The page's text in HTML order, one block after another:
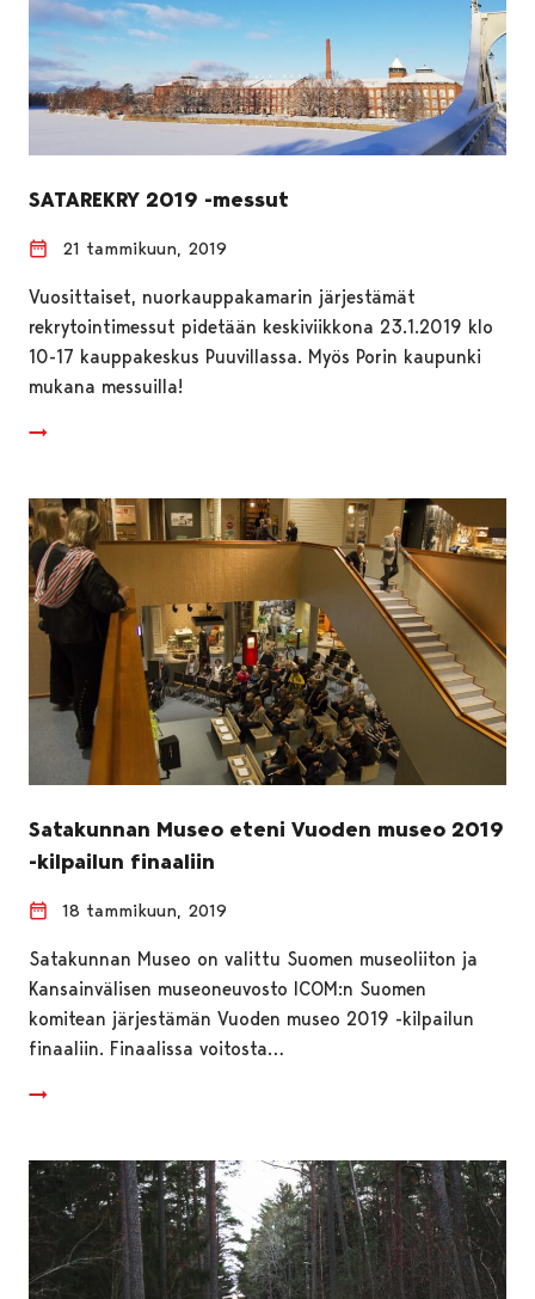
SATAREKRY 2019 -messut
21 tammikuun, 2019
Vuosittaiset, nuorkauppakamarin järjestämät
rekrytointimessut pidetään keskiviikkona 23.1.2019 klo
10-17 kauppakeskus Puuvillassa. Myös Porin kaupunki
mukana messuilla!
Satakunnan Museo eteni Vuoden museo 2019
-kilpailun finaaliin
18 tammikuun, 2019
Satakunnan Museo on valittu Suomen museoliiton ja
Kansainvälisen museoneuvosto ICOM:n Suomen
komitean järjestämän Vuoden museo 2019 -kilpailun
finaaliin. Finaalissa voitosta…